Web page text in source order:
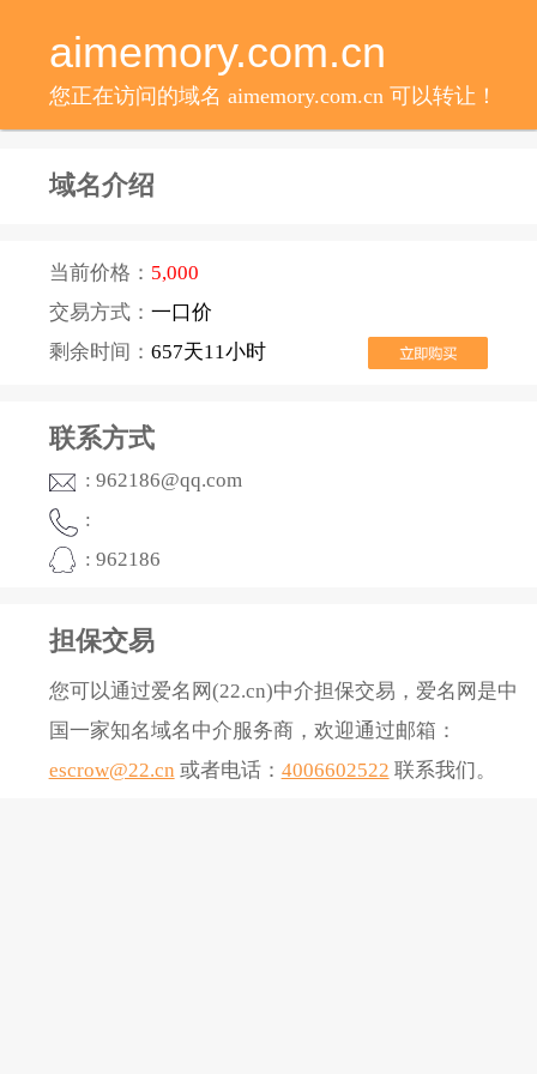
aimemory.com.cn
您正在访问的域名 aimemory.com.cn 可以转让！
域名介绍
当前价格： 5,000
交易方式： 一口价
剩余时间： 657天11小时
联系方式
: 962186@qq.com
:
: 962186
担保交易
您可以通过爱名网(22.cn)中介担保交易，爱名网是中
国一家知名域名中介服务商，欢迎通过邮箱：
escrow@22.cn 或者电话： 4006602522 联系我们。